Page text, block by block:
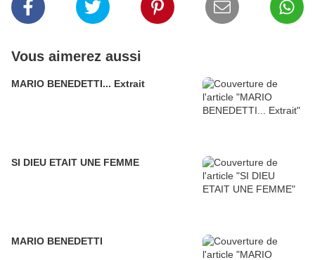
Vous aimerez aussi
MARIO BENEDETTI... Extrait
SI DIEU ETAIT UNE FEMME
MARIO BENEDETTI